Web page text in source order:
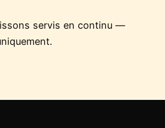
servis en continu —